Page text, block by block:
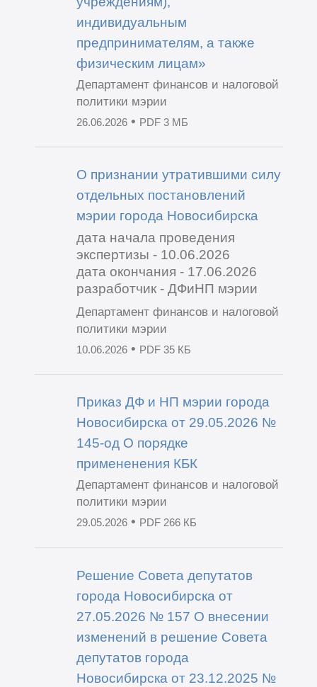
индивидуальным
предпринимателям, а также
физическим лицам»
Департамент финансов и налоговой
политики мэрии
26.06.2026• PDF 3 МБ
О признании утратившими силу
отдельных постановлений
мэрии города Новосибирска
дата начала проведения
экспертизы - 10.06.2026
дата окончания - 17.06.2026
разработчик - ДФиНП мэрии
Департамент финансов и налоговой
политики мэрии
10.06.2026• PDF 35 КБ
Приказ ДФ и НП мэрии города
Новосибирска от 29.05.2026 №
145-од О порядке
примененения КБК
Департамент финансов и налоговой
политики мэрии
29.05.2026• PDF 266 КБ
Решение Совета депутатов
города Новосибирска от
27.05.2026 № 157 О внесении
изменений в решение Совета
депутатов города
Новосибирска от 23.12.2025 №